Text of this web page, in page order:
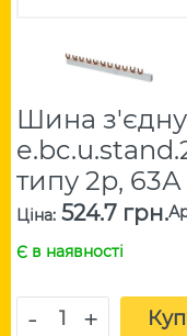
Шина
типу 2р, 63А
Ціна: 524.7 грн.
Є в наявності
- +